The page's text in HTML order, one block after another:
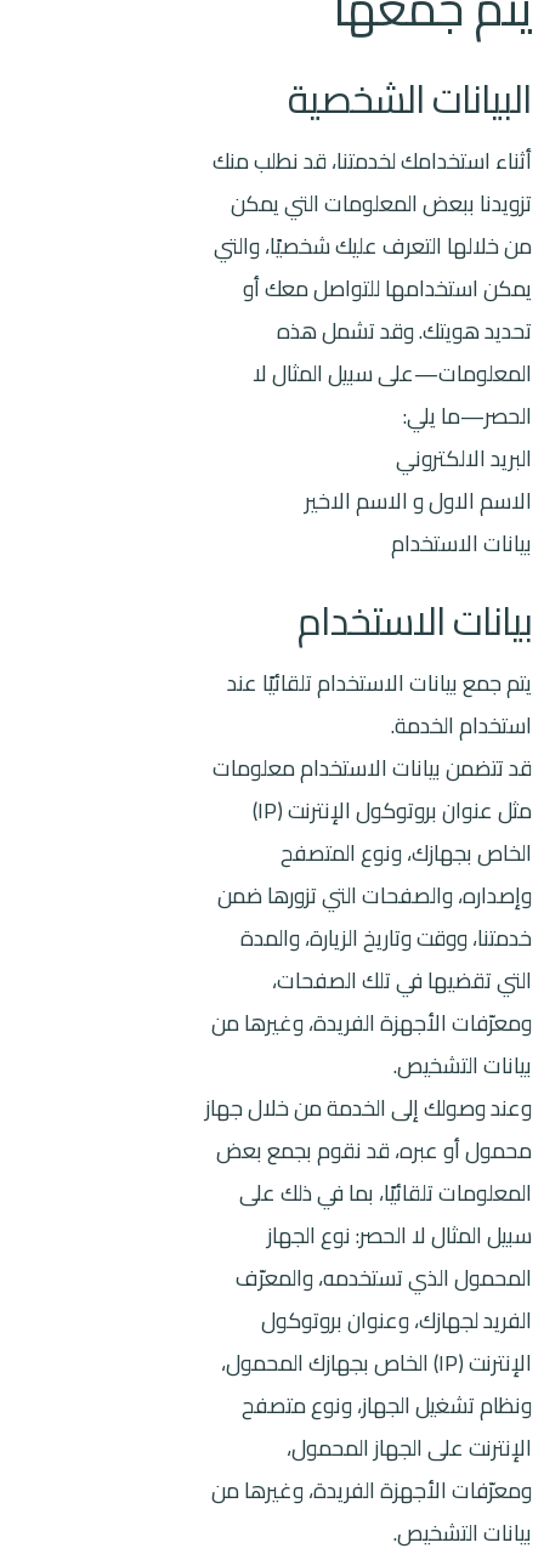
البيانات الشخصية
أثناء استخدامك لخدمتنا، قد نطلب منك
تزويدنا ببعض المعلومات التي يمكن
من خلالها التعرف عليك شخصيًا، والتي
يمكن استخدامها للتواصل معك أو
تحديد هويتك. وقد تشمل هذه
المعلومات—على سبيل المثال لا
الحصر—ما يلي:
البريد الالكتروني
الاسم الاول و الاسم الاخير
بيانات الاستخدام
بيانات الاستخدام
يتم جمع بيانات الاستخدام تلقائيًا عند
استخدام الخدمة.
قد تتضمن بيانات الاستخدام معلومات
مثل عنوان بروتوكول الإنترنت (IP)
الخاص بجهازك، ونوع المتصفح
وإصداره، والصفحات التي تزورها ضمن
خدمتنا، ووقت وتاريخ الزيارة، والمدة
التي تقضيها في تلك الصفحات،
ومعرّفات الأجهزة الفريدة، وغيرها من
بيانات التشخيص.
وعند وصولك إلى الخدمة من خلال جهاز
محمول أو عبره، قد نقوم بجمع بعض
المعلومات تلقائيًا، بما في ذلك على
سبيل المثال لا الحصر: نوع الجهاز
المحمول الذي تستخدمه، والمعرّف
الفريد لجهازك، وعنوان بروتوكول
الإنترنت (IP) الخاص بجهازك المحمول،
ونظام تشغيل الجهاز، ونوع متصفح
الإنترنت على الجهاز المحمول،
ومعرّفات الأجهزة الفريدة، وغيرها من
بيانات التشخيص.